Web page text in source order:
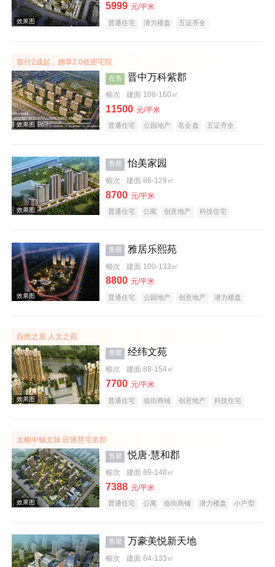
效果图
效果图
5999 元/平米
普通住宅 潜力楼盘 五证齐全
首付2成起，拥享2.0低密宅院
效果图
在售 晋中万科紫郡
榆次 建面 108-160㎡
11500 元/平米
普通住宅 公园地产 名企盘 五证齐全
售罄 怡美家园
榆次 建面 86-129㎡
8700 元/平米
普通住宅 公寓 创意地产
科技住宅
售罄
雅居乐熙苑
榆次 建面 100-133㎡
8800 元/平米
普通住宅 公园地产 创意地产
潜力楼盘
自然之居 人文之苑
售罄 经纬文苑
榆次 建面 88-154㎡
7700 元/平米
普通住宅 临街商铺 创意地产
科技住宅
太榆中轴文脉 匠琢慧宅名郡
售罄 悦唐·慧和郡
榆次 建面 89-148㎡
7388 元/平米
普通住宅 公寓 临街商铺 潜力楼盘
小户型
售罄 万豪美悦新天地
榆次 建面 64-133㎡